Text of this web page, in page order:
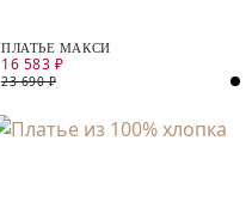
ПЛАТЬЕ МАКСИ
16 583 ₽
23 690 ₽